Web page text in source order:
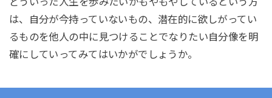
は、自分が今持っていないもの、潜在的に欲しがってい
るものを他人の中に見つけることでなりたい自分像を明
確にしていってみてはいかがでしょうか。